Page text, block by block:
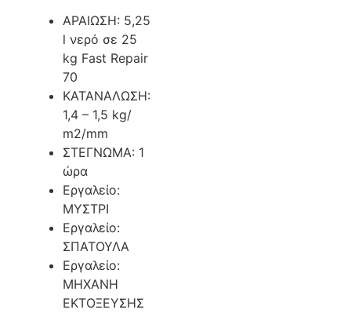
ΑΡΑΙΩΣΗ: 5,25
l νερό σε 25
kg Fast Repair
70
ΚΑΤΑΝΑΛΩΣΗ:
1,4 – 1,5 kg/
m2/mm
ΣΤΕΓΝΩΜΑ: 1
ώρα
Εργαλείο:
ΜΥΣΤΡΙ
Εργαλείο:
ΣΠΑΤΟΥΛΑ
Εργαλείο:
ΜΗΧΑΝΗ
ΕΚΤΟΞΕΥΣΗΣ